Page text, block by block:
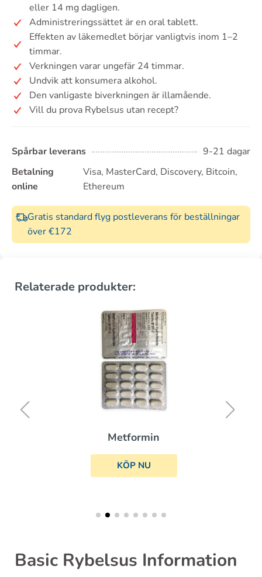
eller 14 mg dagligen.
Administreringssättet är en oral tablett.
Effekten av läkemedlet börjar vanligtvis inom 1–2
timmar.
Verkningen varar ungefär 24 timmar.
Undvik att konsumera alkohol.
Den vanligaste biverkningen är illamående.
Vill du prova Rybelsus utan recept?
Spårbar leverans
9-21 dagar
Betalning
online
Visa, MasterCard, Discovery, Bitcoin,
Ethereum
Gratis standard flyg postleverans för beställningar
över €172
Relaterade produkter:
Metformin
KÖP NU
Basic Rybelsus Information